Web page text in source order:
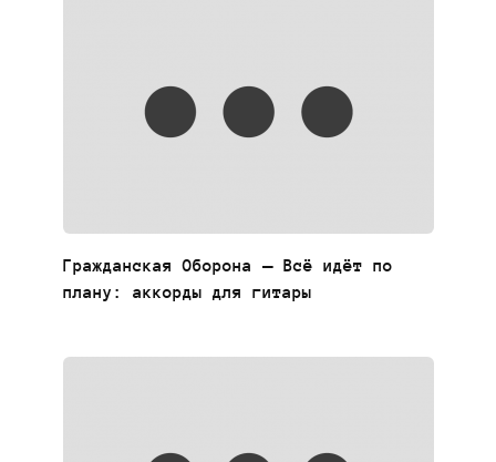
Гражданская Оборона — Всё идёт по
плану: аккорды для гитары